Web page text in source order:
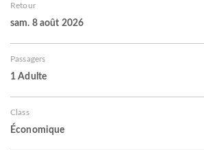
Retour
sam. 8 août 2026
Passagers
1 Adulte
Class
Économique